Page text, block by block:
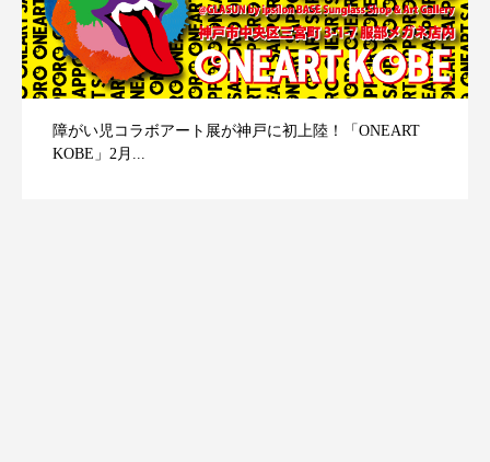
障がい児コラボアート展が神戸に初上陸！「ONEART
KOBE」2月...